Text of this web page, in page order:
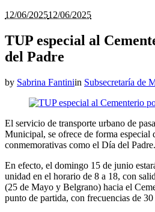
12/06/202512/06/2025
TUP especial al
del Padre
by Sabrina Fantiniin Subsecretaría de
El servicio de transporte urbano de
Municipal, se ofrece de forma especial
conmemorativas como el Día del Padre.
En efecto, el domingo 15 de junio
unidad en el horario de 8 a 18, con
(25 de Mayo y Belgrano) hacia el
punto de partida, con frecuencias de